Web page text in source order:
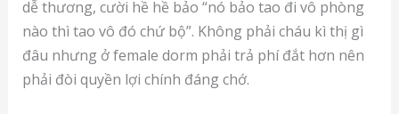
dễ thương, cười hề hề bảo “nó bảo tao đi vô phòng
nào thì tao vô đó chứ bộ”. Không phải cháu kì thị gì
đâu nhưng ở female dorm phải trả phí đắt hơn nên
phải đòi quyền lợi chính đáng chớ.